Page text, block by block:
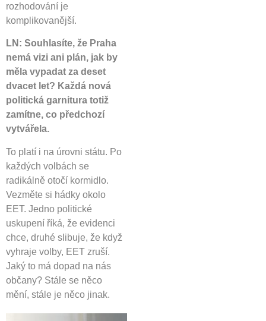
rozhodování je
komplikovanější.
LN: Souhlasíte, že Praha
nemá vizi ani plán, jak by
měla vypadat za deset
dvacet let? Každá nová
politická garnitura totiž
zamítne, co předchozí
vytvářela.
To platí i na úrovni státu. Po
každých volbách se
radikálně otočí kormidlo.
Vezměte si hádky okolo
EET. Jedno politické
uskupení říká, že evidenci
chce, druhé slibuje, že když
vyhraje volby, EET zruší.
Jaký to má dopad na nás
občany? Stále se něco
mění, stále je něco jinak.